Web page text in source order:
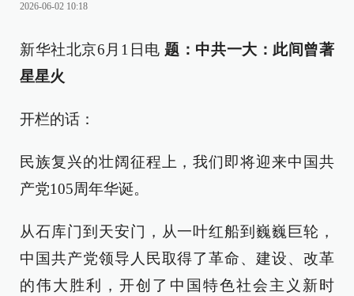
2026-06-02 10:18
新华社北京6月1日电 题：中共一大：此间曾著
星星火
开栏的话：
民族复兴的壮阔征程上，我们即将迎来中国共
产党105周年华诞。
从石库门到天安门，从一叶红船到巍巍巨轮，
中国共产党领导人民取得了革命、建设、改革
的伟大胜利，开创了中国特色社会主义新时